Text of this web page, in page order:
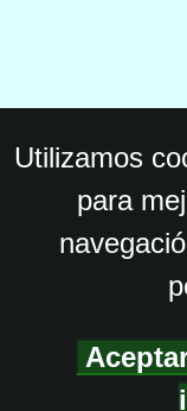
Utilizamos
para